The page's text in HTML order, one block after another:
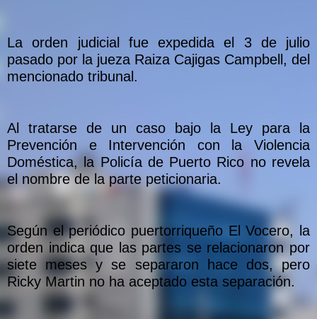
La orden judicial fue expedida el 3 de julio
pasado por la jueza Raiza Cajigas Campbell, del
mencionado tribunal.
Al tratarse de un caso bajo la Ley para la
Prevención e Intervención con la Violencia
Doméstica, la Policía de Puerto Rico no revela
el nombre de la parte peticionaria.
Según el periódico puertorriqueño El Vocero, la
orden indica que las partes se relacionaron por
siete meses y se separaron hace dos, pero
Ricky Martin no ha aceptado esta separación.